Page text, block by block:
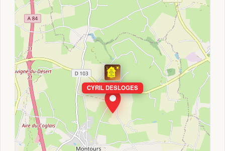
CYRIL DESLOGES